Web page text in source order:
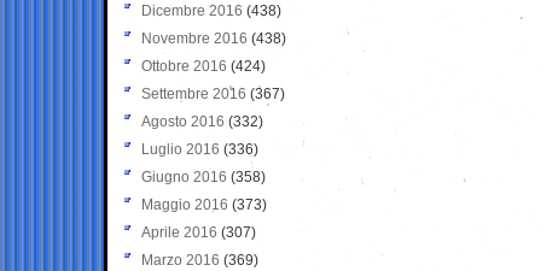
Dicembre 2016 (438)
Novembre 2016 (438)
Ottobre 2016 (424)
Settembre 2016 (367)
Agosto 2016 (332)
Luglio 2016 (336)
Giugno 2016 (358)
Maggio 2016 (373)
Aprile 2016 (307)
Marzo 2016 (369)